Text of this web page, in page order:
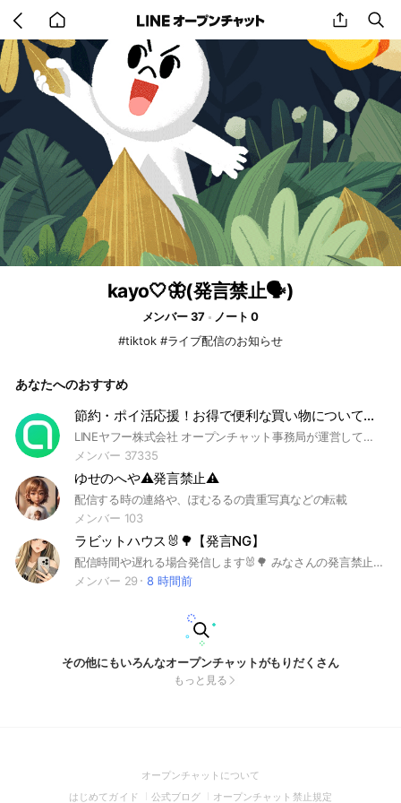
back
to
home
share
kayo‎🤍🦋(発言禁止🗣)
メンバー 37
ノート 0
#tiktok #ライブ配信のお知らせ
あなたへのおすすめ
節約・ポイ活応援！お得で便利な買い物について話す部屋【LY公式運営】
LINEヤフー株式会社 オープンチャット事務局が運営しています。
メンバー 37335
ゆせのへや⚠️発言禁止⚠️
配信する時の連絡や、ぽむるるの貴重写真などの転載
メンバー 103
ラビットハウス🐰🌳【発言NG】
配信時間や遅れる場合発信します🐰🌳 みなさんの発言禁止です🙅‍♀️ たまに意見求める時もあります🎀
メンバー 29
8 時間前
その他にもいろんなオープンチャットがもりだくさん
もっと見る
オープンチャットについて
in
はじめてガイド (Open
公式ブログ (Open
オープンチャット禁止規定(Open